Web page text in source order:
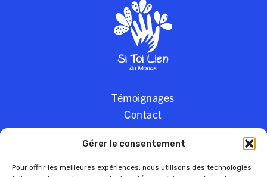
Gérer le consentement
Pour offrir les meilleures expériences, nous utilisons des technologies
Témoignages
Contact